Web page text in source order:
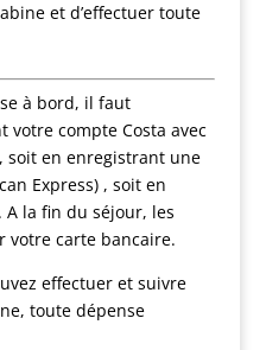
et d’effectuer toute
à bord, il faut
compte Costa avec
soit en enregistrant une
Express) , soit en
la fin du séjour, les
votre carte bancaire.
effectuer et suivre
toute dépense